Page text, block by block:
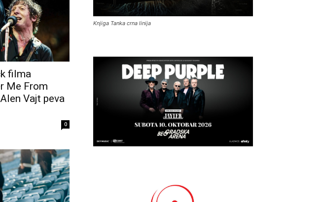
filma
Me From
Vajt peva
0
Knjiga Tanka crna linija